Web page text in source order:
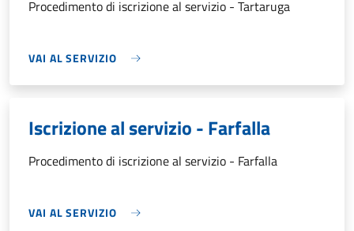
Procedimento di iscrizione al servizio - Tartaruga
VAI AL SERVIZIO
Iscrizione al servizio - Farfalla
Procedimento di iscrizione al servizio - Farfalla
VAI AL SERVIZIO